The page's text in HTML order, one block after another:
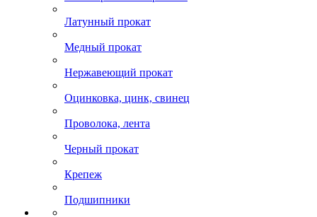
Латунный прокат
Медный прокат
Нержавеющий прокат
Оцинковка, цинк, свинец
Проволока, лента
Черный прокат
Крепеж
Подшипники